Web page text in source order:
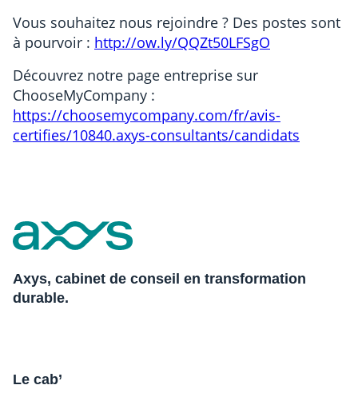
Vous souhaitez nous rejoindre ? Des postes sont
à pourvoir : http://ow.ly/QQZt50LFSgO
Découvrez notre page entreprise sur
ChooseMyCompany :
https://choosemycompany.com/fr/avis-
certifies/10840.axys-consultants/candidats
Axys, cabinet de conseil en transformation
durable.
Le cab’